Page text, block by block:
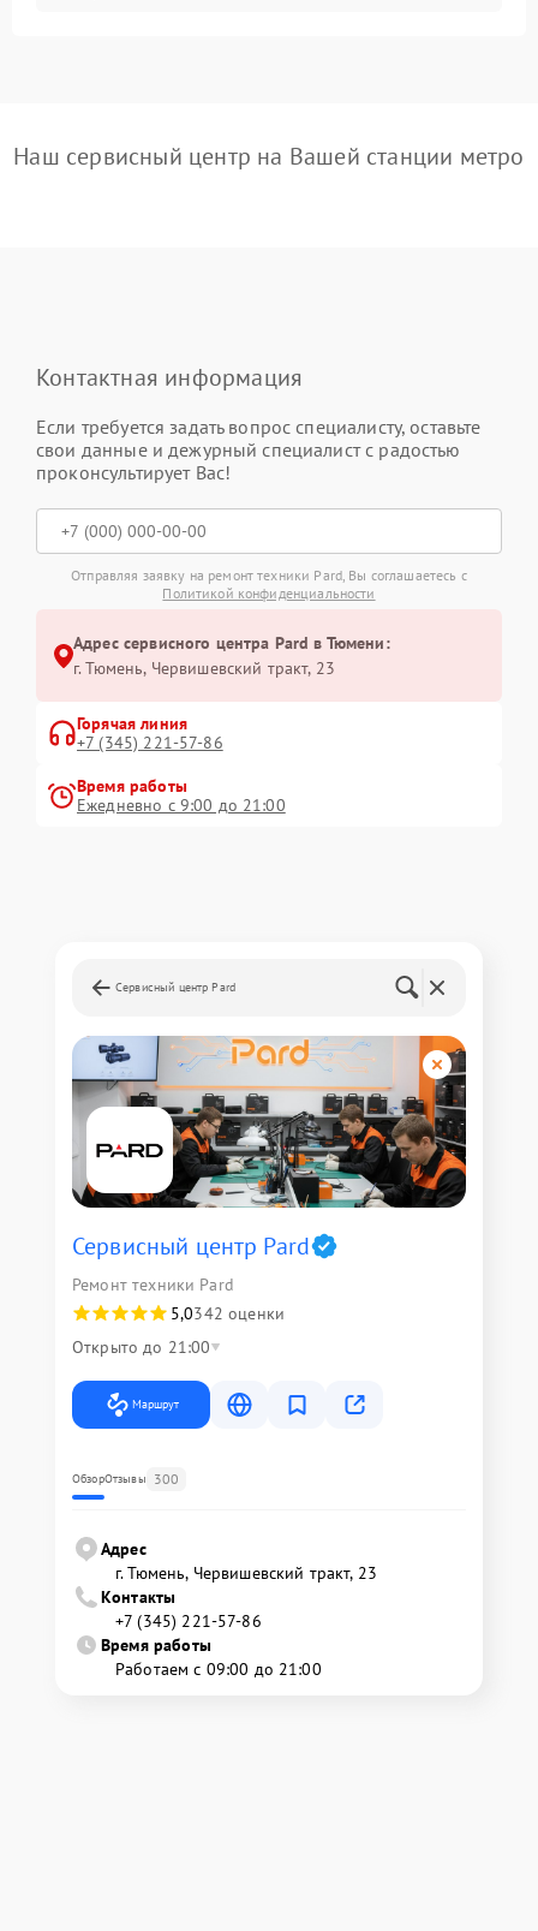
Наш сервисный центр на Вашей станции метро
Контактная информация
Если требуется задать вопрос специалисту, оставьте
свои данные и дежурный специалист с радостью
проконсультирует Вас!
Отправляя заявку на ремонт техники Pard, Вы соглашаетесь с
Политикой конфиденциальности
Адрес сервисного центра Pard в Тюмени:
г. Тюмень, ​Червишевский тракт, 23
Горячая линия
+7 (345) 221-57-86
Время работы
Ежедневно с 9:00 до 21:00
Сервисный центр Pard
Сервисный центр Pard
Ремонт техники Pard
5,0342 оценки
Открыто до 21:00
Маршрут
ОбзорОтзывы 300
Адрес
г. Тюмень, ​Червишевский тракт, 23
Контакты
+7 (345) 221-57-86
Время работы
Работаем с 09:00 до 21:00